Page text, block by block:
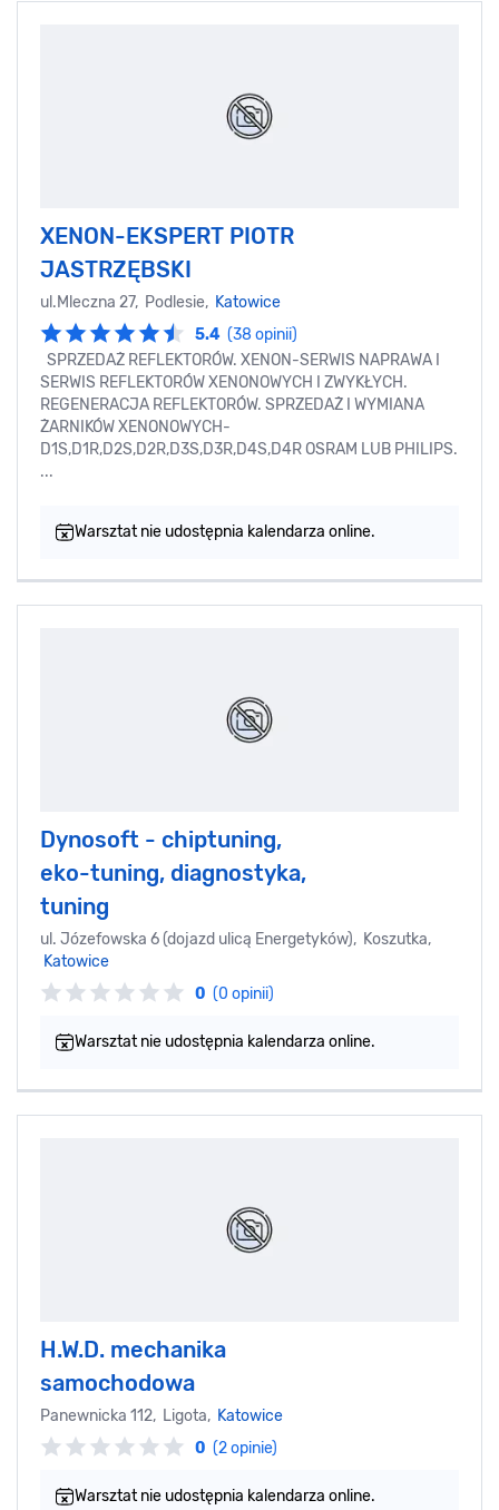
XENON-EKSPERT PIOTR
JASTRZĘBSKI
ul.Mleczna 27, Podlesie, Katowice
5.4 (38 opinii)
SPRZEDAŻ REFLEKTORÓW. XENON-SERWIS NAPRAWA I
SERWIS REFLEKTORÓW XENONOWYCH I ZWYKŁYCH.
REGENERACJA REFLEKTORÓW. SPRZEDAŻ I WYMIANA
ŻARNIKÓW XENONOWYCH-
D1S,D1R,D2S,D2R,D3S,D3R,D4S,D4R OSRAM LUB PHILIPS.
...
Warsztat nie udostępnia kalendarza online.
Dynosoft - chiptuning,
eko-tuning, diagnostyka,
tuning
ul. Józefowska 6 (dojazd ulicą Energetyków), Koszutka,
Katowice
0 (0 opinii)
Warsztat nie udostępnia kalendarza online.
H.W.D. mechanika
samochodowa
Panewnicka 112, Ligota, Katowice
0 (2 opinie)
Warsztat nie udostępnia kalendarza online.